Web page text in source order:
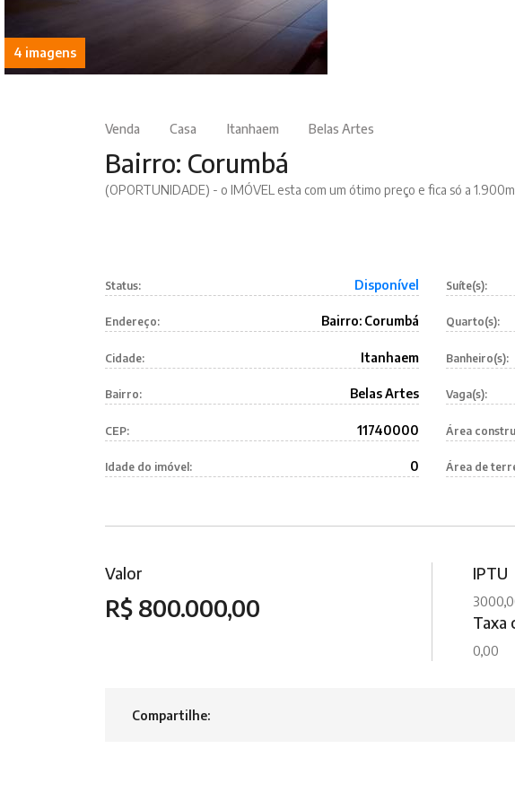
4 imagens
Venda Casa Itanhaem Belas Artes
Bairro: Corumbá
(OPORTUNIDADE) - o IMÓVEL esta com um ótimo preço e fica só a
Status: Disponível
Endereço: Bairro: Corumbá
Cidade: Itanhaem
Bairro: Belas Artes
CEP: 11740000
Idade do imóvel: 0
Suíte(s):
Quarto(s):
Banheiro(s):
Vaga(s):
Área
Área de
Valor
R$ 800.000,00
IPTU
Taxa
0,00
Compartilhe: